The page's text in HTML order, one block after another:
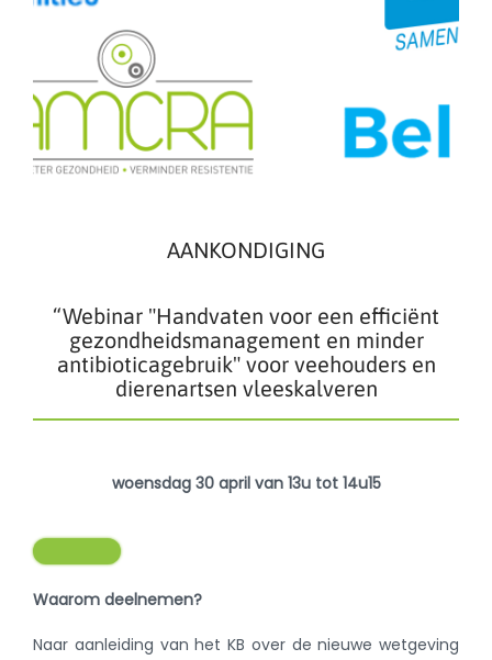
AANKONDIGING
“Webinar "Handvaten voor een efficiënt
gezondheidsmanagement en minder
antibioticagebruik" voor veehouders en
dierenartsen vleeskalveren
woensdag 30 april van 13u tot 14u15
Waarom deelnemen?
Naar aanleiding van het KB over de nieuwe wetgeving